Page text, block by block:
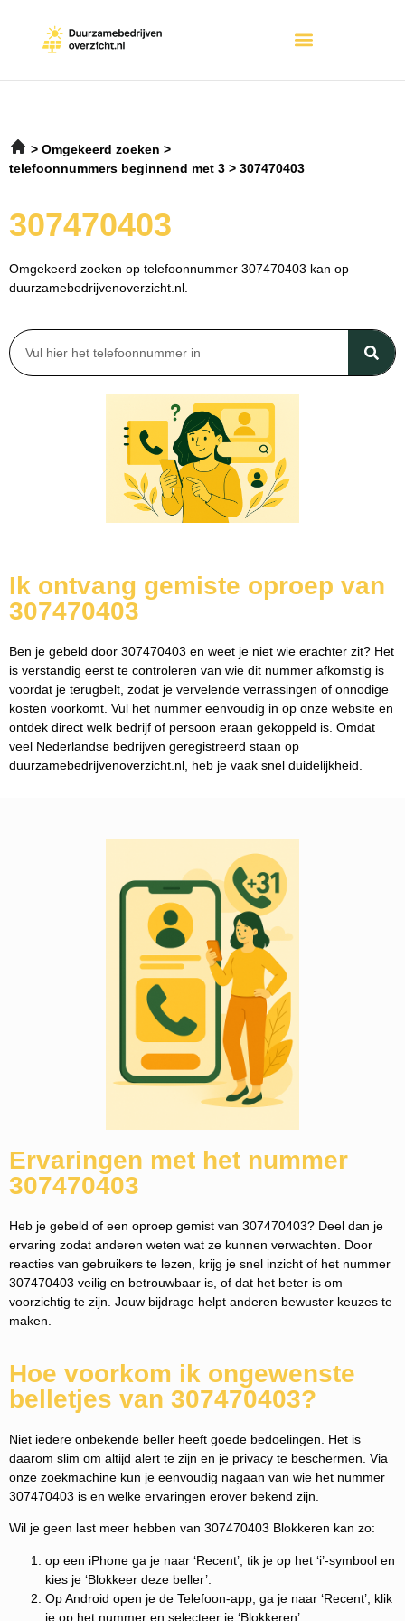
Omgekeerd zoeken
telefoonnummers beginnend met 3
307470403
307470403
Omgekeerd zoeken op telefoonnummer 307470403 kan op
duurzamebedrijvenoverzicht.nl.
Ik ontvang gemiste oproep van
307470403
Ben je gebeld door 307470403 en weet je niet wie erachter zit? Het
is verstandig eerst te controleren van wie dit nummer afkomstig is
voordat je terugbelt, zodat je vervelende verrassingen of onnodige
kosten voorkomt. Vul het nummer eenvoudig in op onze website en
ontdek direct welk bedrijf of persoon eraan gekoppeld is. Omdat
veel Nederlandse bedrijven geregistreerd staan op
duurzamebedrijvenoverzicht.nl, heb je vaak snel duidelijkheid.
Ervaringen met het nummer
307470403
Heb je gebeld of een oproep gemist van 307470403? Deel dan je
ervaring zodat anderen weten wat ze kunnen verwachten. Door
reacties van gebruikers te lezen, krijg je snel inzicht of het nummer
307470403 veilig en betrouwbaar is, of dat het beter is om
voorzichtig te zijn. Jouw bijdrage helpt anderen bewuster keuzes te
maken.
Hoe voorkom ik ongewenste
belletjes van 307470403?
Niet iedere onbekende beller heeft goede bedoelingen. Het is
daarom slim om altijd alert te zijn en je privacy te beschermen. Via
onze zoekmachine kun je eenvoudig nagaan van wie het nummer
307470403 is en welke ervaringen erover bekend zijn.
Wil je geen last meer hebben van 307470403 Blokkeren kan zo:
op een iPhone ga je naar ‘Recent’, tik je op het ‘i’-symbool en
kies je ‘Blokkeer deze beller’.
Op Android open je de Telefoon-app, ga je naar ‘Recent’, klik
je op het nummer en selecteer je ‘Blokkeren’.